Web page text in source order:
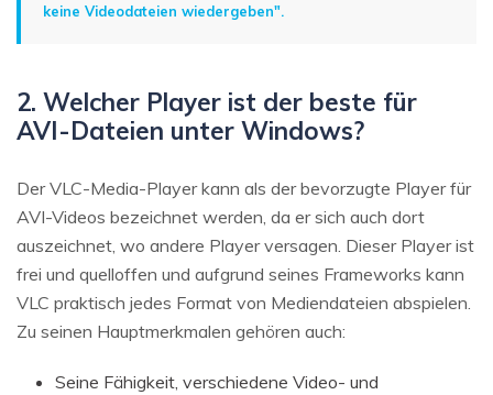
keine Videodateien wiedergeben".
2. Welcher Player ist der beste für
AVI-Dateien unter Windows?
Der VLC-Media-Player kann als der bevorzugte Player für
AVI-Videos bezeichnet werden, da er sich auch dort
auszeichnet, wo andere Player versagen. Dieser Player ist
frei und quelloffen und aufgrund seines Frameworks kann
VLC praktisch jedes Format von Mediendateien abspielen.
Zu seinen Hauptmerkmalen gehören auch:
Seine Fähigkeit, verschiedene Video- und